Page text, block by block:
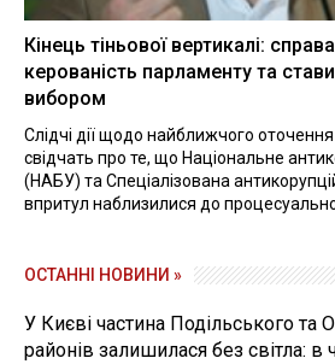
Кінець тіньової вертикалі:
керованість парламенту та
вибором
Слідчі дії щодо найближчого
свідчать про те, що Національне
(НАБУ) та Спеціалізована
впритул наблизилися до
ОСТАННІ НОВИНИ »
У Києві частина Подільського та
районів залишилася без світла: в